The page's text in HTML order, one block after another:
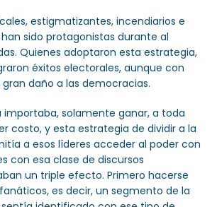
estigmatizantes, incendiarios e
sido protagonistas durante al
Quienes adoptaron esta estrategia,
éxitos electorales, aunque con
daño a las democracias.
importaba, solamente ganar, a toda
costo, y esta estrategia de dividir a la
a esos líderes acceder al poder con
con esa clase de discursos
un triple efecto. Primero hacerse
es decir, un segmento de la